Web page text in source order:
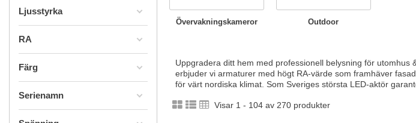
Övervakningskameror Outdoor
Uppgradera ditt hem med professionell belysning för
erbjuder vi armaturer med högt RA-värde som framhäver
för värt nordiska klimat. Som Sveriges största LED-aktör
Visar 1 - 104 av 270 produkter
Ljusstyrka
RA
Färg
Serienamn